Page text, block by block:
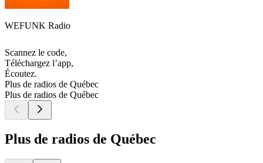
WEFUNK Radio
Scannez le code,
Téléchargez l’app,
Écoutez.
Plus de radios de Québec
Plus de radios de Québec
Plus de radios de Québec